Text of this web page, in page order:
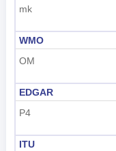
हिंदी
mk
WMO
OM
EDGAR
P4
ITU